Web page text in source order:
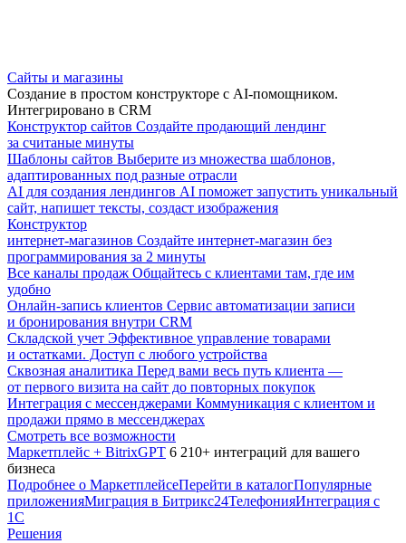
Сайты и магазины
Создание в простом конструкторе с AI-помощником.
Интегрировано в CRM
Конструктор сайтов Создайте продающий лендинг
за считаные минуты
Шаблоны сайтов Выберите из множества шаблонов,
адаптированных под разные отрасли
AI для создания лендингов AI поможет запустить уникальный
сайт, напишет тексты, создаст изображения
Конструктор
интернет-магазинов Создайте интернет-магазин без
программирования за 2 минуты
Все каналы продаж Общайтесь с клиентами там, где им
удобно
Онлайн-запись клиентов Сервис автоматизации записи
и бронирования внутри CRM
Складской учет Эффективное управление товарами
и остатками. Доступ с любого устройства
Сквозная аналитика Перед вами весь путь клиента —
от первого визита на сайт до повторных покупок
Интеграция с мессенджерами Коммуникация с клиентом и
продажи прямо в мессенджерах
Смотреть все возможности
Маркетплейс + BitrixGPT 6 210+ интеграций для вашего
бизнеса
Подробнее о МаркетплейсеПерейти в каталогПопулярные
приложенияМиграция в Битрикс24ТелефонияИнтеграция с
1С
Решения